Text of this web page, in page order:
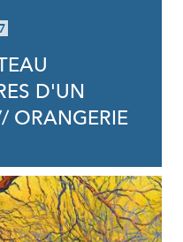
D'UN
ORANGERIE